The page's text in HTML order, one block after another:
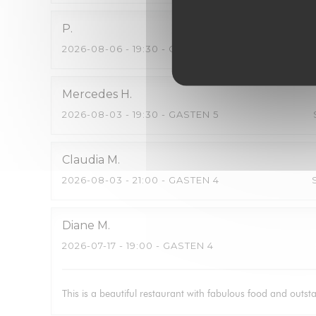
P
2026-08-06 - 19:30 - GASTEN 4
Mercedes H
2026-08-03 - 19:30 - GASTEN 5
Claudia M
2026-08-03 - 21:00 - GASTEN 4
Diane M
2026-07-17 - 19:00 - GASTEN 4
This is a beautiful restaurant with fabulous food and